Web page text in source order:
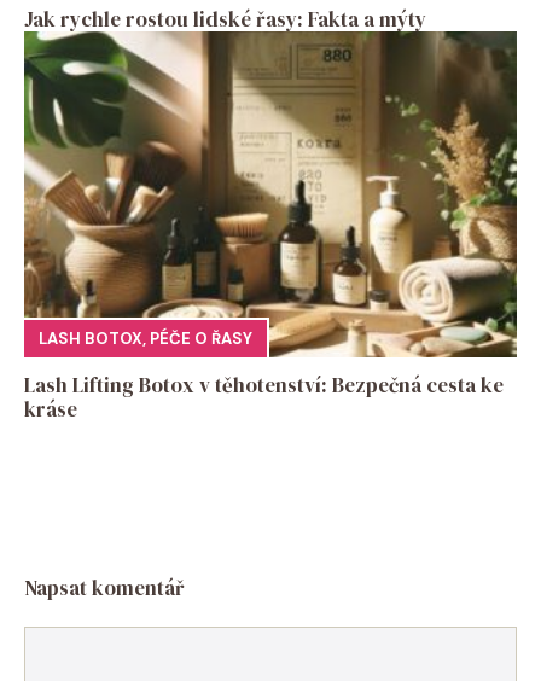
Jak rychle rostou lidské řasy: Fakta a mýty
LASH BOTOX, PÉČE O ŘASY
Lash Lifting Botox v těhotenství: Bezpečná cesta ke
kráse
Napsat komentář